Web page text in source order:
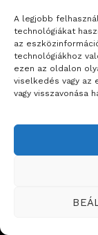
A legjobb
technológiákat
az
technológiákhoz
ezen az oldalon
viselkedés vagy az
vagy visszavonása